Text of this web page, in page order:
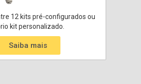
12 kits pré-configurados ou
kit personalizado.
Saiba mais